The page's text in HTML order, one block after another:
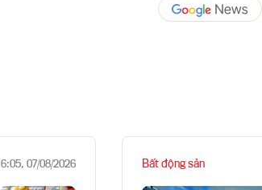
16:05, 07/08/2026 Bất động sản